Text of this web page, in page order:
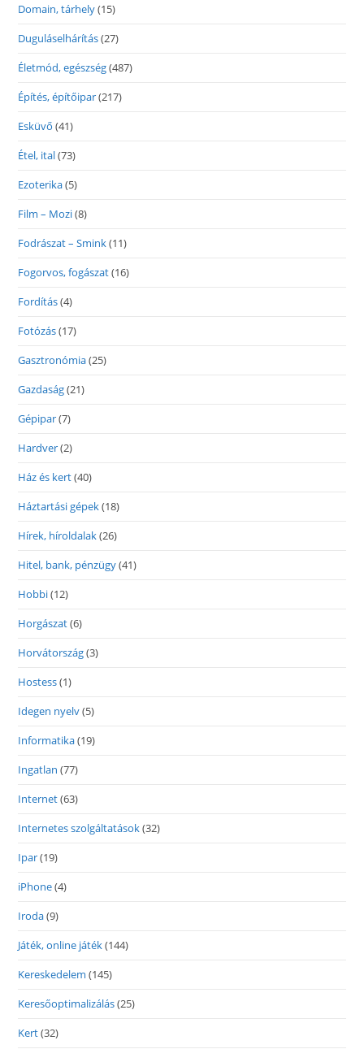
Domain, tárhely(15)
Duguláselhárítás(27)
Életmód, egészség(487)
Építés, építőipar(217)
Esküvő (41)
Étel, ital(73)
Ezoterika(5)
Film – Mozi(8)
Fodrászat – Smink(11)
Fogorvos, fogászat(16)
Fordítás(4)
Fotózás(17)
Gasztronómia(25)
Gazdaság(21)
Gépipar(7)
Hardver(2)
Ház és kert(40)
Háztartási gépek(18)
Hírek, híroldalak(26)
Hitel, bank, pénzügy(41)
Hobbi(12)
Horgászat(6)
Horvátország(3)
Hostess(1)
Idegen nyelv(5)
Informatika(19)
Ingatlan (77)
Internet(63)
Internetes szolgáltatások(32)
Ipar(19)
iPhone(4)
Iroda(9)
Játék, online játék(144)
Kereskedelem (145)
Keresőoptimalizálás(25)
Kert(32)